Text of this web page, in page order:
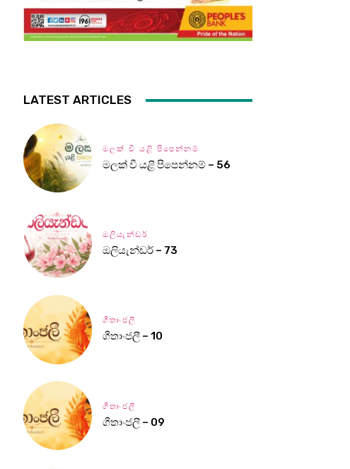
LATEST ARTICLES
මලක් වී යළි පිපෙන්නම්
මලක් වී යළි පිපෙන්නම් – 56
ඔලියැන්ඩර්
ඔලියැන්ඩර් – 73
ගීතාංජලී
ගීතාංජලී – 10
ගීතාංජලී
ගීතාංජලී – 09